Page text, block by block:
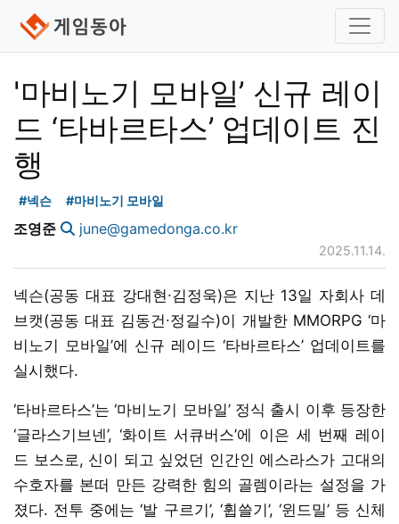
'마비노기 모바일’ 신규 레이
드 ‘타바르타스’ 업데이트 진
행
#넥슨 #마비노기 모바일
조영준 june@gamedonga.co.kr
2025.11.14.
넥슨(공동 대표 강대현∙김정욱)은 지난 13일 자회사 데
브캣(공동 대표 김동건∙정길수)이 개발한 MMORPG ‘마
비노기 모바일’에 신규 레이드 ‘타바르타스’ 업데이트를
실시했다.
‘타바르타스’는 ‘마비노기 모바일’ 정식 출시 이후 등장한
‘글라스기브넨’, ‘화이트 서큐버스’에 이은 세 번째 레이
드 보스로, 신이 되고 싶었던 인간인 에스라스가 고대의
수호자를 본떠 만든 강력한 힘의 골렘이라는 설정을 가
졌다. 전투 중에는 ‘발 구르기’, ‘휩쓸기’, ‘윈드밀’ 등 신체